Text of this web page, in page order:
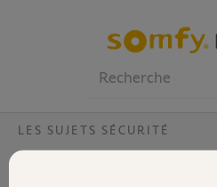
Volet
LES SUJETS SÉCURITÉ
Configuration tahoma